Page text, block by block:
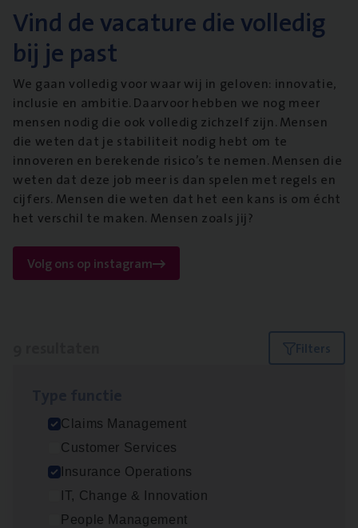
Vind de vacature die volledig
bij je past
We gaan volledig voor waar wij in geloven: innovatie,
inclusie en ambitie. Daarvoor hebben we nog meer
mensen nodig die ook volledig zichzelf zijn. Mensen
die weten dat je stabiliteit nodig hebt om te
innoveren en berekende risico’s te nemen. Mensen die
weten dat deze job meer is dan spelen met regels en
cijfers. Mensen die weten dat het een kans is om écht
het verschil te maken. Mensen zoals jij?
Volg ons op instagram
Filters
Claims Management
Customer Services
Insurance Operations
IT, Change & Innovation
People Management
Scha­de­be­heer­der verzekeringen
Claims Management
Sint-Niklaas/Temse